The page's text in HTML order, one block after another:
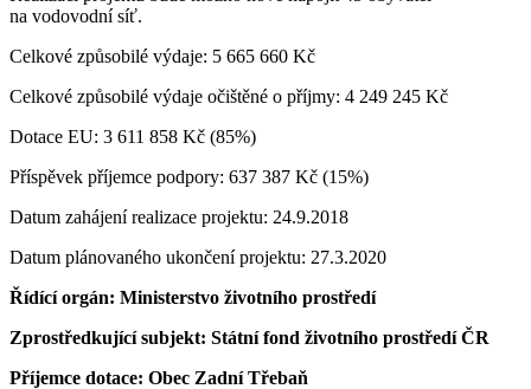
na vodovodní síť.
Celkové způsobilé výdaje: 5 665 660 Kč
Celkové způsobilé výdaje očištěné o příjmy: 4 249 245 Kč
Dotace EU: 3 611 858 Kč (85%)
Příspěvek příjemce podpory: 637 387 Kč (15%)
Datum zahájení realizace projektu: 24.9.2018
Datum plánovaného ukončení projektu: 27.3.2020
Řídící orgán: Ministerstvo životního prostředí
Zprostředkující subjekt: Státní fond životního prostředí ČR
Příjemce dotace: Obec Zadní Třebaň